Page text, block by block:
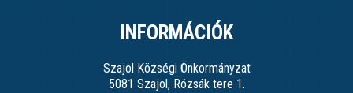
INFORMÁCIÓK
Szajol Községi Önkormányzat
5081 Szajol, Rózsák tere 1.